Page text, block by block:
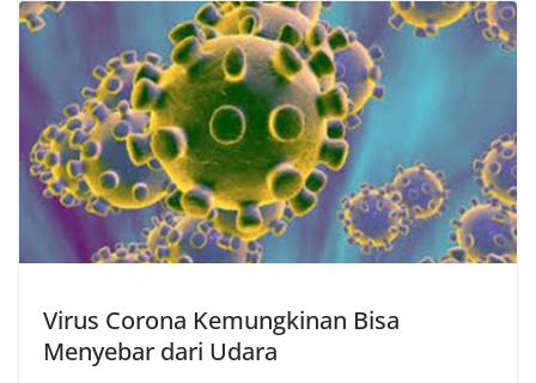
Virus Corona Kemungkinan Bisa
Menyebar dari Udara